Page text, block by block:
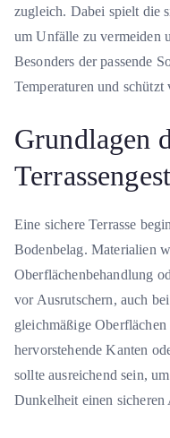
zugleich. Dabei spielt die
um Unfälle zu vermeiden
Besonders der passende
Temperaturen und
Grundlagen
Eine sichere Terrasse
Bodenbelag. Materialien
Oberflächenbehandlung
vor Ausrutschern, auch
gleichmäßige
hervorstehende Kanten
sollte ausreichend sein,
Dunkelheit einen